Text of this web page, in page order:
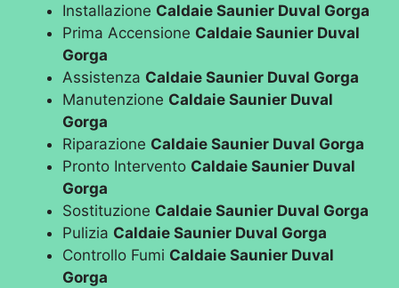
Installazione Caldaie Saunier Duval Gorga
Prima Accensione Caldaie Saunier Duval
Gorga
Assistenza Caldaie Saunier Duval Gorga
Manutenzione Caldaie Saunier Duval
Gorga
Riparazione Caldaie Saunier Duval Gorga
Pronto Intervento Caldaie Saunier Duval
Gorga
Sostituzione Caldaie Saunier Duval Gorga
Pulizia Caldaie Saunier Duval Gorga
Controllo Fumi Caldaie Saunier Duval
Gorga